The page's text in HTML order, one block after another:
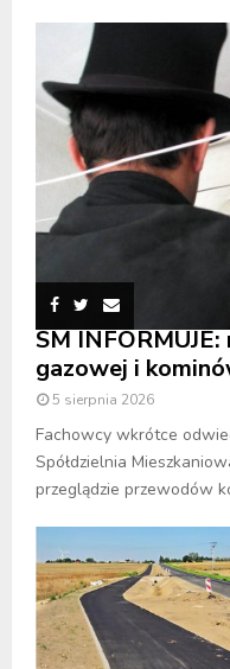
SM
gazowej i
5 sierpnia 2026
Fachowcy wkrótce
Spółdzielnia
przeglądzie przewodów